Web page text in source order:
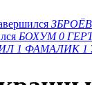
БОХУМ 0
1 ФАМАЛИК 1